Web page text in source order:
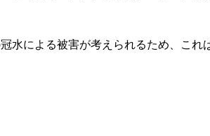
水による被害が考えられるため、これ